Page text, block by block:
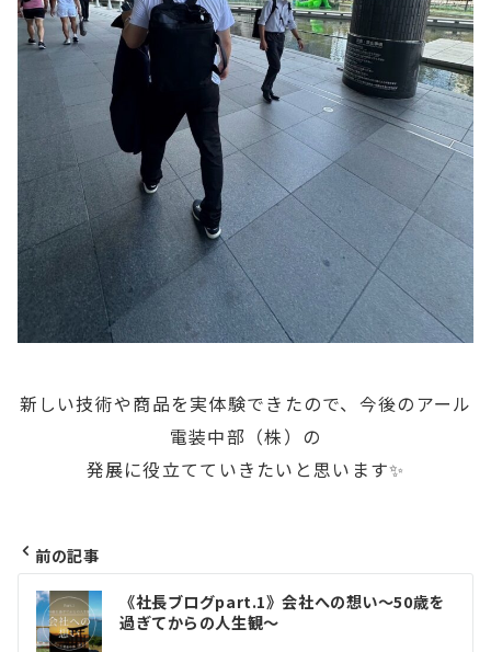
新しい技術や商品を実体験できたので、今後のアール
電装中部（株）の
発展に役立てていきたいと思います✨
投
稿
前の記事
《社長ブログpart.1》会社への想い～50歳を
過ぎてからの人生観～